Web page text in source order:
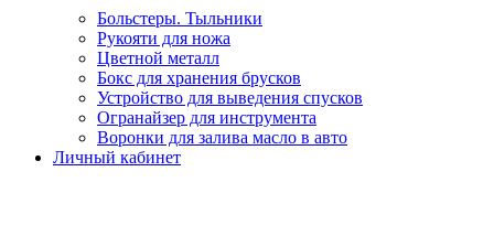
Больстеры. Тыльники
Рукояти для ножа
Цветной металл
Бокс для хранения брусков
Устройство для выведения спусков
Огранайзер для инструмента
Воронки для залива масло в авто
Личный кабинет